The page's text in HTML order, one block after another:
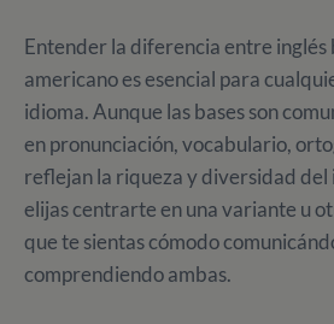
Entender la diferencia entre
americano es esencial para
idioma. Aunque las bases son
en pronunciación, vocabulario,
reflejan la riqueza y diversidad del
elijas centrarte en una variante u
que te sientas cómodo
comprendiendo ambas.